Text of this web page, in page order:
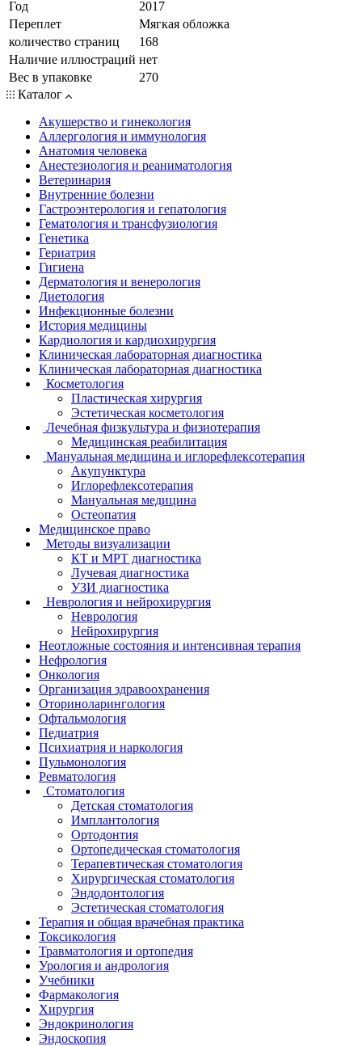
Год
2017
Переплет
Мягкая обложка
количество страниц
168
Наличие иллюстраций нет
Вес в упаковке
270
Каталог
Акушерство и гинекология
Аллергология и иммунология
Анатомия человека
Анестезиология и реаниматология
Ветеринария
Внутренние болезни
Гастроэнтерология и гепатология
Гематология и трансфузиология
Генетика
Гериатрия
Гигиена
Дерматология и венерология
Диетология
Инфекционные болезни
История медицины
Кардиология и кардиохирургия
Клиническая лабораторная диагностика
Клиническая лабораторная диагностика
Косметология
Пластическая хирургия
Эстетическая косметология
Лечебная физкультура и физиотерапия
Медицинская реабилитация
Мануальная медицина и иглорефлексотерапия
Акупунктура
Иглорефлексотерапия
Мануальная медицина
Остеопатия
Медицинское право
Методы визуализации
КТ и МРТ диагностика
Лучевая диагностика
УЗИ диагностика
Неврология и нейрохирургия
Неврология
Нейрохирургия
Неотложные состояния и интенсивная терапия
Нефрология
Онкология
Организация здравоохранения
Оториноларингология
Офтальмология
Педиатрия
Психиатрия и наркология
Пульмонология
Ревматология
Стоматология
Детская стоматология
Имплантология
Ортодонтия
Ортопедическая стоматология
Терапевтическая стоматология
Хирургическая стоматология
Эндодонтология
Эстетическая стоматология
Терапия и общая врачебная практика
Токсикология
Травматология и ортопедия
Урология и андрология
Учебники
Фармакология
Хирургия
Эндокринология
Эндоскопия